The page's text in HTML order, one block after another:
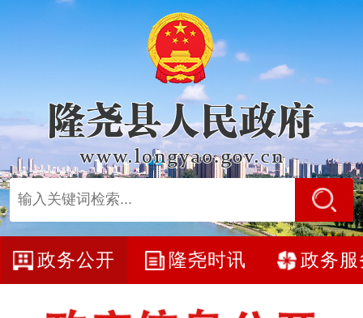
政务公开 隆尧时讯 政务服